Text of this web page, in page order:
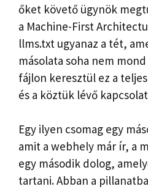
őket követő ügynök
a Machine-First
llms.txt ugyanaz a tét,
másolata soha nem
fájlon keresztül ez a
és a köztük lévő
Egy ilyen csomag egy
amit a webhely már ír, a
egy második dolog,
tartani. Abban a